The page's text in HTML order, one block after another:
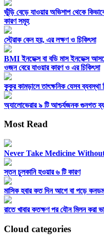
ভুঁড়ি বেড়ে যাওয়ার অভিশাপ থেকে
কারণ সমূহ
স্ট্রোক কেন হয়, এর লক্ষণ ও চিকিৎসা
BMI ইনডেক্স বা বডি মাস ইনডেক্স
ওজন বেরে যাওয়ার কারণ ও এর চিকিৎসা
কুকুর কামড়ালে তাৎক্ষনিক যেসব ব্যবস্থা
অ্যালোভেরার ৯ টি আশ্চর্যজনক গুনগত
Most Read
Never Take Medicine
স্তন চুলকানি হওয়ার ৬ টি কারণ
মাসিক হবার কত দিন আগে বা পড়ে কনডম
রাতে খাবার কতক্ষণ পর যৌন মিলন করা
Cloud categories